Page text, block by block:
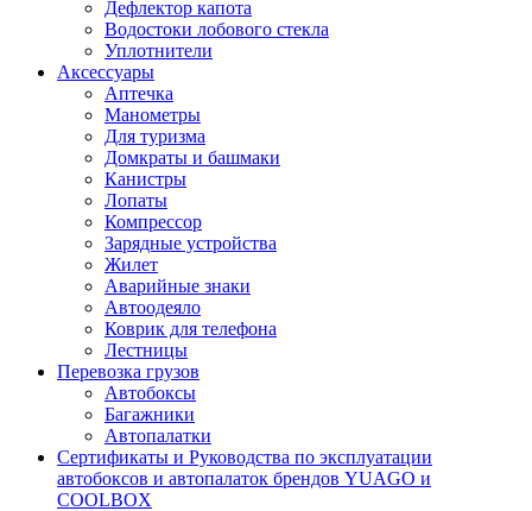
Дефлектор капота
Водостоки лобового стекла
Уплотнители
Аксессуары
Аптечка
Манометры
Для туризма
Домкраты и башмаки
Канистры
Лопаты
Компрессор
Зарядные устройства
Жилет
Аварийные знаки
Автоодеяло
Коврик для телефона
Лестницы
Перевозка грузов
Автобоксы
Багажники
Автопалатки
Сертификаты и Руководства по эксплуатации
автобоксов и автопалаток брендов YUAGO и
COOLBOX